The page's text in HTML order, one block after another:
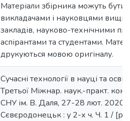
Матеріали збірника можуть бути
викладачами і науковцями
закладів, науково-технічними
аспірантами та студентами.
друкуються мовою оригіналу.
Сучасні технології в науці та
Третьої Міжнар. наук.-практ.
СНУ ім. В. Даля, 27-28 лют. 2020
Сєвєродонецьк : у 2-х ч. Ч. 1 /